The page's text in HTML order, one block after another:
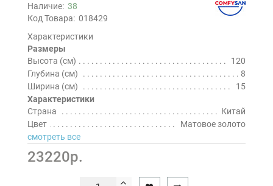
Наличие: 38
Код Товара: 018429
Характеристики
Размеры
Высота (см)
120
Глубина (см)
8
Ширина (см)
15
Характеристики
Страна
Китай
Цвет
Матовое золото
смотреть все
23220р.